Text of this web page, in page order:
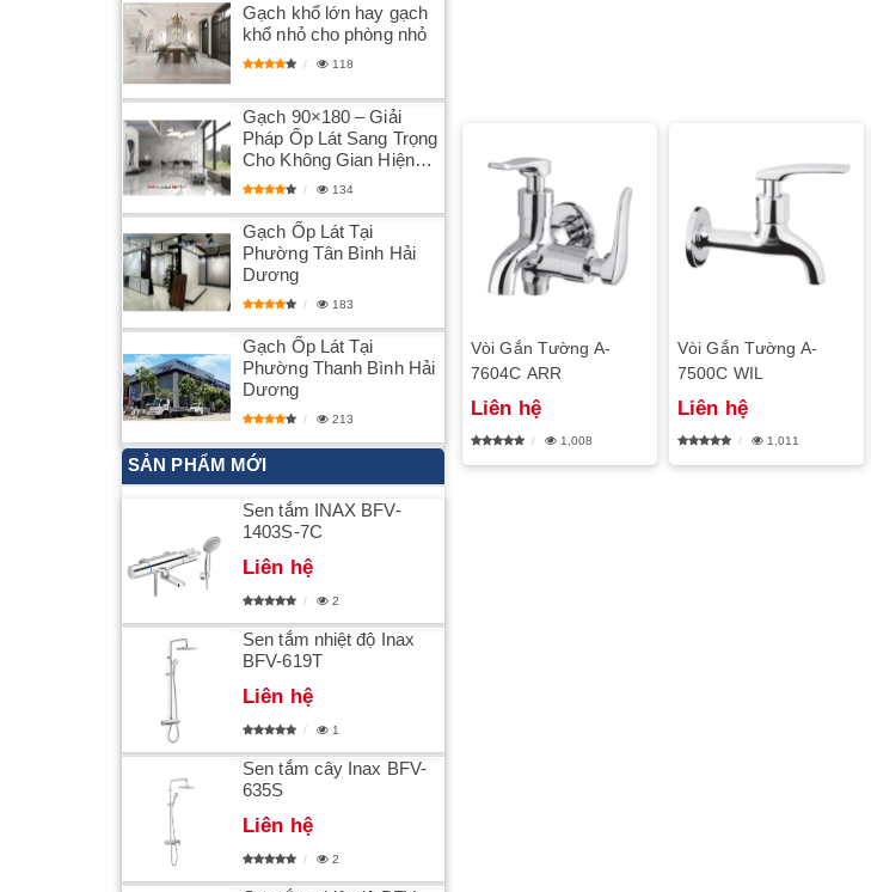
Gạch khổ lớn hay gạch
khổ nhỏ cho phòng nhỏ
118
Gạch 90×180 – Giải
Pháp Ốp Lát Sang Trọng
Cho Không Gian Hiện
Đại
134
Gạch Ốp Lát Tại
Phường Tân Bình Hải
Dương
183
Gạch Ốp Lát Tại
Phường Thanh Bình Hải
Dương
213
SẢN PHẨM MỚI
Sen tắm INAX BFV-
1403S-7C
Liên hệ
2
Sen tắm nhiệt độ Inax
BFV-619T
Liên hệ
1
Sen tắm cây Inax BFV-
635S
Liên hệ
2
Vòi Gắn Tường A-
7604C ARR
Liên hệ
1,008
Vòi Gắn Tường A-
7500C WIL
Liên hệ
1,011